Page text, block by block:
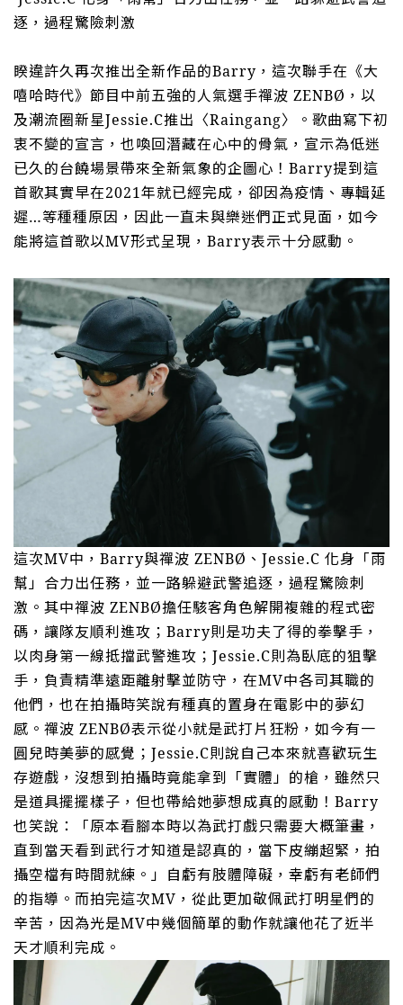
逐，過程驚險刺激
睽違許久再次推出全新作品的Barry ，這次聯手在《大
嘻哈時代》節目中前五強的人氣選手禪波 ZENBØ ，以
及潮流圈新星Jessie.C推出〈Raingang〉。歌曲寫下初
衷不變的宣言，也喚回潛藏在心中的骨氣，宣示為低迷
已久的台饒場景帶來全新氣象的企圖心！ Barry提到這
首歌其實早在2021年就已經完成，卻因為疫情、專輯延
遲…等種種原因，因此一直未與樂迷們正式見面，如今
能將這首歌以MV形式呈現， Barry表示十分感動。
這次MV中， Barry與禪波 ZENBØ 、 Jessie.C 化身「雨
幫」合力出任務，並一路躲避武警追逐，過程驚險刺
激。其中禪波 ZENBØ擔任駭客角色解開複雜的程式密
碼，讓隊友順利進攻； Barry則是功夫了得的拳擊手，
以肉身第一線抵擋武警進攻； Jessie.C則為臥底的狙擊
手，負責精準遠距離射擊並防守，在MV中各司其職的
他們，也在拍攝時笑說有種真的置身在電影中的夢幻
感。禪波 ZENBØ表示從小就是武打片狂粉，如今有一
圓兒時美夢的感覺； Jessie.C則說自己本來就喜歡玩生
存遊戲，沒想到拍攝時竟能拿到「實體」的槍，雖然只
是道具擺擺樣子，但也帶給她夢想成真的感動！ Barry
也笑說 ：「原本看腳本時以為武打戲只需要大概筆畫，
直到當天看到武行才知道是認真的，當下皮繃超緊，拍
攝空檔有時間就練。」自虧有肢體障礙，幸虧有老師們
的指導。而拍完這次MV ，從此更加敬佩武打明星們的
辛苦，因為光是MV中幾個簡單的動作就讓他花了近半
天才順利完成。